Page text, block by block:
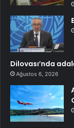
Dilovası’nda
Ağustos 6, 2026